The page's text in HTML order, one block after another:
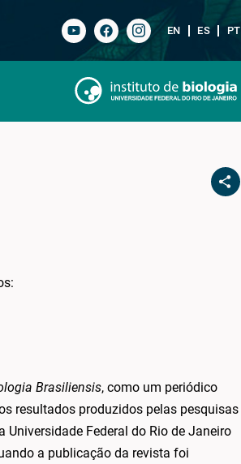
EN ES PT
Brasiliensis, como um periódico
resultados produzidos pelas pesquisas
Federal do Rio de Janeiro
a publicação da revista foi